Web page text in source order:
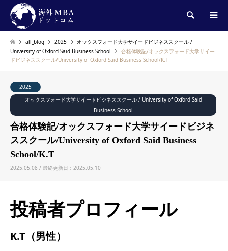
検索
all_blog 2025
オックスフォード大学サイードビジネススクール /
University of Oxford Said Business School
合格体験記/オックスフォード大学サイー
ドビジネススクール/University of Oxford Saïd Business School/K.T
2025
オックスフォード大学サイードビジネススクール / University of Oxford Said
Business School
合格体験記/オックスフォード大学サイードビジネ
ススクール/University of Oxford Saïd Business
School/K.T
2025.05.08 / 最終更新日：2025.05.10
投稿者プロフィール
K.T（男性）